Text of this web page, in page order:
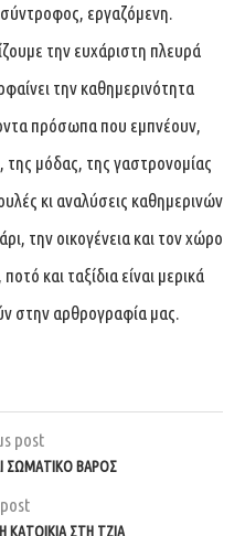
εργαζόμενη.
την ευχάριστη πλευρά
την καθημερινότητα
πρόσωπα που εμπνέουν,
μόδας, της γαστρονομίας
κι αναλύσεις καθημερινών
την οικογένεια και τον χώρο
και ταξίδια είναι μερικά
στην αρθρογραφία μας.
post
ΣΩΜΑΤΙΚΌ ΒΆΡΟΣ
ΚΑΤΟΙΚΊΑ ΣΤΗ ΤΖΙΆ